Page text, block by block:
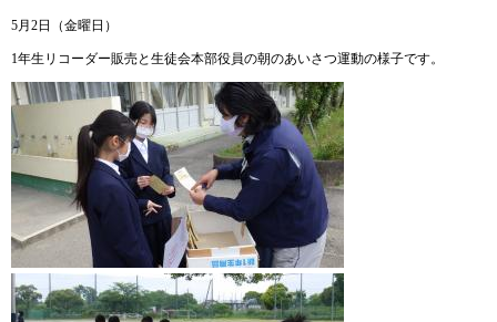
5月2日（金曜日）
1年生リコーダー販売と生徒会本部役員の朝のあいさつ運動の様子です。